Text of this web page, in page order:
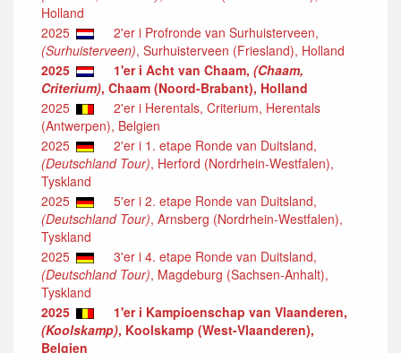
Holland
2025
2'er i Profronde van Surhuisterveen,
(Surhuisterveen), Surhuisterveen (Friesland), Holland
2025
1'er i Acht van Chaam, (Chaam,
Criterium), Chaam (Noord-Brabant), Holland
2025
2'er i Herentals, Criterium, Herentals
(Antwerpen), Belgien
2025
2'er i 1. etape Ronde van Duitsland,
(Deutschland Tour), Herford (Nordrhein-Westfalen),
Tyskland
2025
5'er i 2. etape Ronde van Duitsland,
(Deutschland Tour), Arnsberg (Nordrhein-Westfalen),
Tyskland
2025
3'er i 4. etape Ronde van Duitsland,
(Deutschland Tour), Magdeburg (Sachsen-Anhalt),
Tyskland
2025
1'er i Kampioenschap van Vlaanderen,
(Koolskamp), Koolskamp (West-Vlaanderen),
Belgien